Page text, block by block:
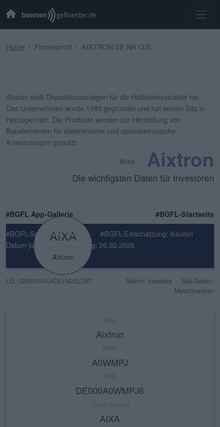
Home Firmenprofil AIXTRON SE NA O.N.
Aixtron stellt Depositionsanlagen für die Halbleiterindustrie her.
Das Unternehmen wurde 1983 gegründet und hat seinen Sitz in
Herzogenrath. Die Produkte werden zur Herstellung von
Bauelementen für elektronische und optoelektronische
Anwendungen genutzt.
Aktie
Aixtron
Die wichtigsten Daten für Investoren
#BGFL App-Gallerie #BGFL-Startseite
AIXA
Aixtron
#BGFL-Sentiment: Positiv · #BGFL-Einschätzung: Kaufen
·
Datum jüngste Einschätzung: 26.02.2026
LEI: 5299004UJ4D51M25LD67 Sektor: Industrie
Sub-Sektor:
Maschinenbau
Aktie
Aixtron
WKN
A0WMPJ
ISIN
DE000A0WMPJ6
Ticker-Symbol
AIXA